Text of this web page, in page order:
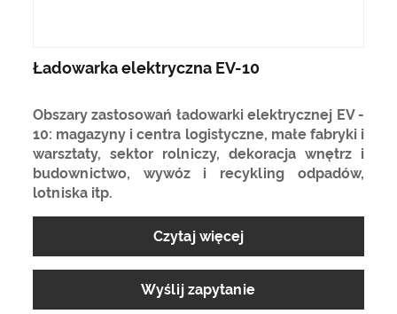
Ładowarka elektryczna EV-10
Obszary zastosowań ładowarki elektrycznej EV -
10: magazyny i centra logistyczne, małe fabryki i
warsztaty, sektor rolniczy, dekoracja wnętrz i
budownictwo, wywóz i recykling odpadów,
lotniska itp.
Czytaj więcej
Wyślij zapytanie